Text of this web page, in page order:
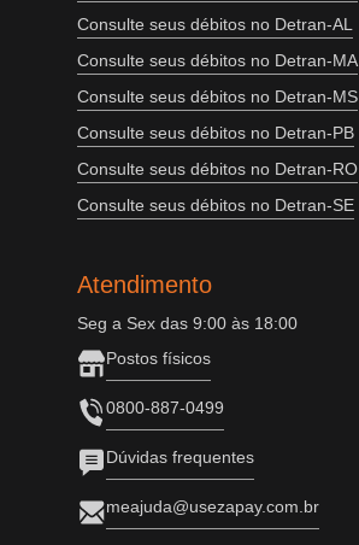
Consulte seus débitos no Detran-AL
Consulte seus débitos no Detran-MA
Consulte seus débitos no Detran-MS
Consulte seus débitos no Detran-PB
Consulte seus débitos no Detran-RO
Consulte seus débitos no Detran-SE
Atendimento
Seg a Sex das 9:00 às 18:00
Postos físicos
0800-887-0499
Dúvidas frequentes
meajuda@usezapay.com.br